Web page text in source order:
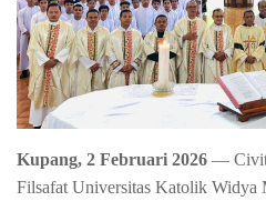
Kupang, 2 Februari 2026 —
Filsafat Universitas Katolik Widya